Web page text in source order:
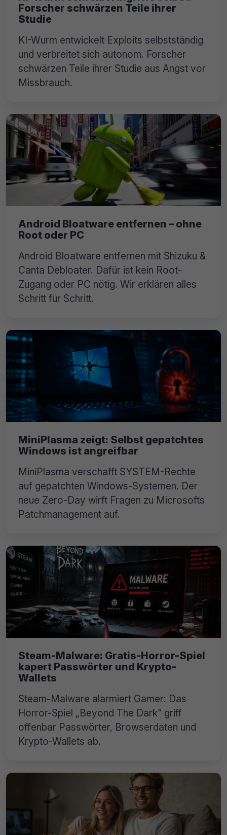
Forscher schwärzen Teile ihrer
Studie
KI-Wurm entwickelt Exploits selbstständig
und verbreitet sich autonom. Forscher
schwärzen Teile ihrer Studie aus Angst vor
Missbrauch.
Android Bloatware entfernen – ohne
Root oder PC
Android Bloatware entfernen mit Shizuku &
Canta Debloater. Dafür ist kein Root-
Zugang oder PC nötig. Wir erklären alles
Schritt für Schritt.
MiniPlasma zeigt: Selbst gepatchtes
Windows ist angreifbar
MiniPlasma verschafft SYSTEM-Rechte
auf gepatchten Windows-Systemen. Der
neue Zero-Day wirft Fragen zu Microsofts
Patchmanagement auf.
Steam-Malware: Gratis-Horror-Spiel
kapert Passwörter und Krypto-
Wallets
Steam-Malware alarmiert Gamer: Das
Horror-Spiel „Beyond The Dark“ griff
offenbar Passwörter, Browserdaten und
Krypto-Wallets ab.